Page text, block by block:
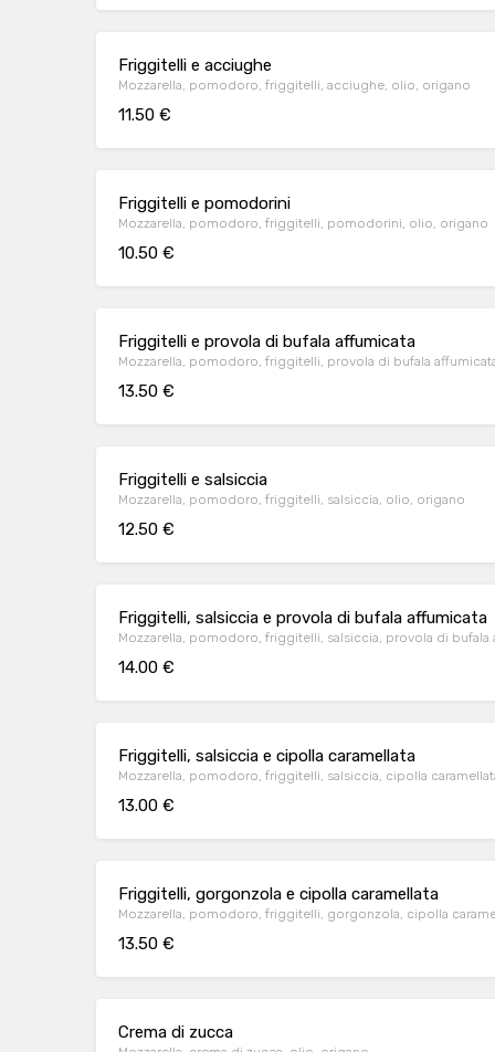
Friggitelli e acciughe
Mozzarella, pomodoro, friggitelli, acciughe, olio, origano
11.50 €
Friggitelli e pomodorini
Mozzarella, pomodoro, friggitelli, pomodorini, olio, origano
10.50 €
Friggitelli e provola di bufala affumicata
Mozzarella, pomodoro, friggitelli, provola di bufala
13.50 €
Friggitelli e salsiccia
Mozzarella, pomodoro, friggitelli, salsiccia, olio, origano
12.50 €
Friggitelli, salsiccia e provola di bufala affumicata
Mozzarella, pomodoro, friggitelli, salsiccia, provola di bufala
14.00 €
Friggitelli, salsiccia e cipolla caramellata
Mozzarella, pomodoro, friggitelli, salsiccia, cipolla
13.00 €
Friggitelli, gorgonzola e cipolla caramellata
Mozzarella, pomodoro, friggitelli, gorgonzola, cipolla
13.50 €
Crema di zucca